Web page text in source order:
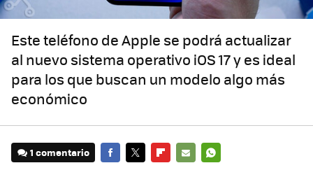
Este teléfono de Apple se podrá actualizar
al nuevo sistema operativo iOS 17 y es ideal
para los que buscan un modelo algo más
económico
1 comentario